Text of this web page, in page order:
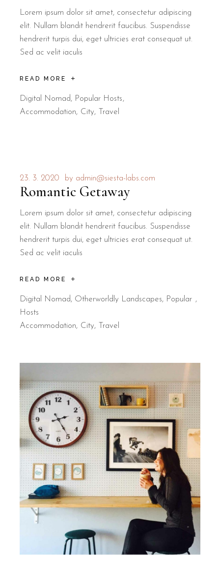
Lorem ipsum dolor sit amet, consectetur adipiscing
elit. Nullam blandit hendrerit faucibus. Suspendisse
hendrerit turpis dui, eget ultricies erat consequat ut.
Sed ac velit iaculis
READ MORE
Digital Nomad, Popular Hosts
Accommodation
City Travel
23. 3. 2020 by admin@siesta-labs.com
Romantic Getaway
Lorem ipsum dolor sit amet, consectetur adipiscing
elit. Nullam blandit hendrerit faucibus. Suspendisse
hendrerit turpis dui, eget ultricies erat consequat ut.
Sed ac velit iaculis
READ MORE
Digital Nomad, Otherworldly Landscapes, Popular
Hosts
Accommodation
City Travel